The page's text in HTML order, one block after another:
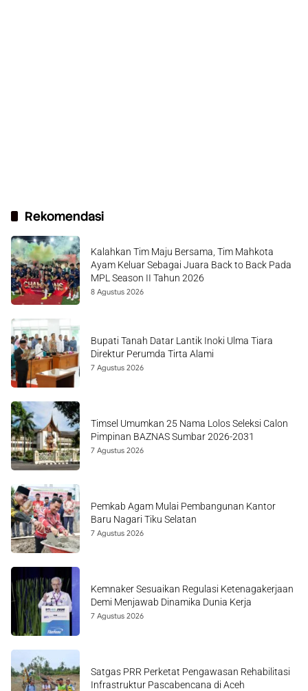
Rekomendasi
Kalahkan Tim Maju Bersama, Tim Mahkota
Ayam Keluar Sebagai Juara Back to Back Pada
MPL Season II Tahun 2026
8 Agustus 2026
Bupati Tanah Datar Lantik Inoki Ulma Tiara
Direktur Perumda Tirta Alami
7 Agustus 2026
Timsel Umumkan 25 Nama Lolos Seleksi Calon
Pimpinan BAZNAS Sumbar 2026-2031
7 Agustus 2026
Pemkab Agam Mulai Pembangunan Kantor
Baru Nagari Tiku Selatan
7 Agustus 2026
Kemnaker Sesuaikan Regulasi Ketenagakerjaan
Demi Menjawab Dinamika Dunia Kerja
7 Agustus 2026
Satgas PRR Perketat Pengawasan Rehabilitasi
Infrastruktur Pascabencana di Aceh